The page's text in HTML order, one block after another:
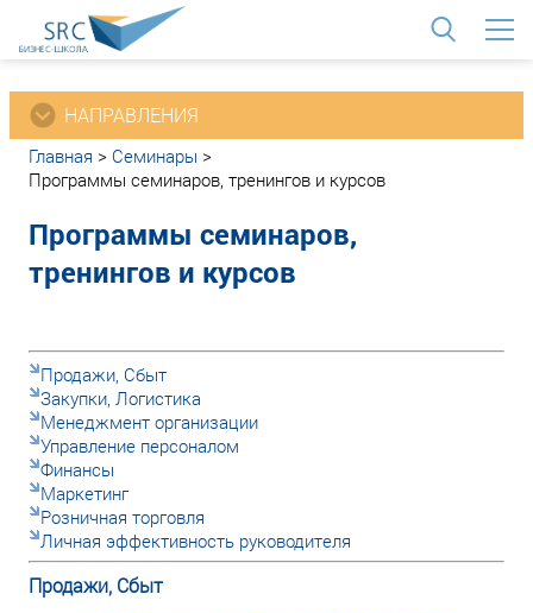
НАПРАВЛЕНИЯ
Главная > Семинары >
Программы семинаров, тренингов и курсов
Программы семинаров,
тренингов и курсов
Продажи, Сбыт
Закупки, Логистика
Менеджмент организации
Управление персоналом
Финансы
Маркетинг
Розничная торговля
Личная эффективность руководителя
Продажи, Сбыт